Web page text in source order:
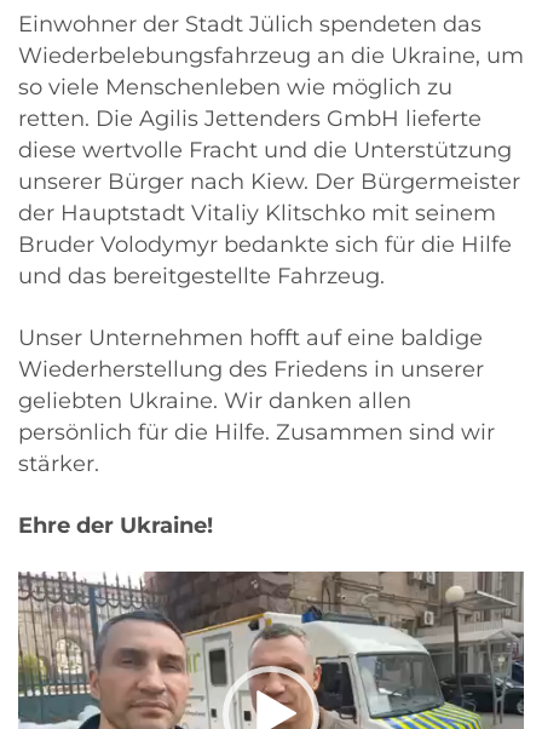
Einwohner der Stadt Jülich spendeten das
Wiederbelebungsfahrzeug an die Ukraine, um
so viele Menschenleben wie möglich zu
retten. Die Agilis Jettenders GmbH lieferte
diese wertvolle Fracht und die Unterstützung
unserer Bürger nach Kiew. Der Bürgermeister
der Hauptstadt Vitaliy Klitschko mit seinem
Bruder Volodymyr bedankte sich für die Hilfe
und das bereitgestellte Fahrzeug.
Unser Unternehmen hofft auf eine baldige
Wiederherstellung des Friedens in unserer
geliebten Ukraine. Wir danken allen
persönlich für die Hilfe. Zusammen sind wir
stärker.
Ehre der Ukraine!
Video-
Player